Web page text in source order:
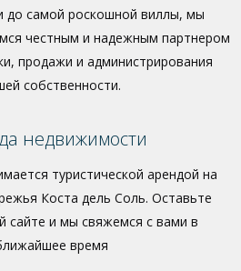
до самой роскошной виллы, мы
честным и надежным партнером
продажи и администрирования
собственности.
недвижимости
туристической арендой на
Коста дель Соль. Оставьте
сайте и мы свяжемся с вами в
время